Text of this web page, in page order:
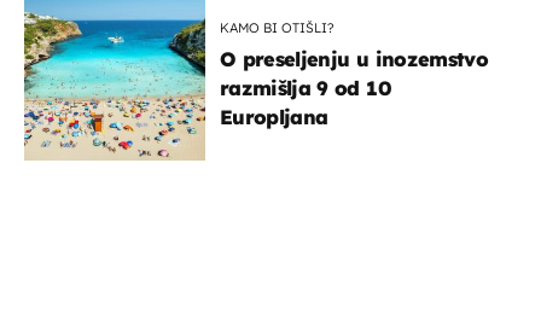
KAMO BI OTIŠLI?
O preseljenju u inozemstvo
razmišlja 9 od 10
Europljana